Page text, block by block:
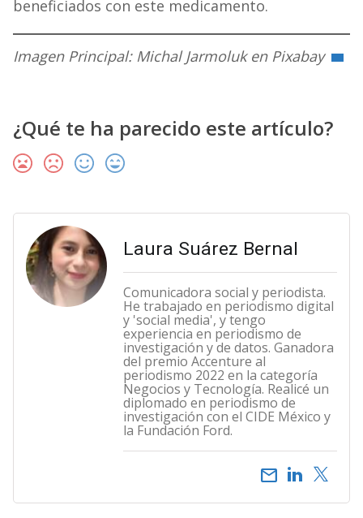
beneficiados con este medicamento.
Imagen Principal: Michal Jarmoluk en Pixabay
¿Qué te ha parecido este artículo?
Laura Suárez Bernal
Comunicadora social y periodista.
He trabajado en periodismo digital
y 'social media', y tengo
experiencia en periodismo de
investigación y de datos. Ganadora
del premio Accenture al
periodismo 2022 en la categoría
Negocios y Tecnología. Realicé un
diplomado en periodismo de
investigación con el CIDE México y
la Fundación Ford.
email